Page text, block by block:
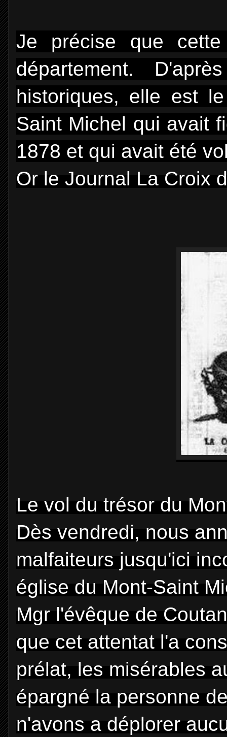
Je précise que
département.
historiques, elle est
Saint Michel qui avait
1878 et qui avait été
Or le Journal La Croix
Le vol du trésor du
Dès vendredi, nous
malfaiteurs jusqu'ici
église du Mont-Saint
Mgr l'évêque de
que cet attentat l'a
prélat, les misérables
épargné la personne
n'avons a déplorer